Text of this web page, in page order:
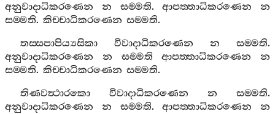
අනුවාදාධිකරණෙන
න සම‍්මති.ආපත‍්තාධිකරණෙන
න
සම‍්මති. කිච‍්චාධිකරණෙන සම‍්මති.
තස‍්සපාපිය්‍යසිකා
විවාදාධිකරණෙන න සම‍්මති.
අනුවාදාධිකරණෙන
න සම‍්මති ආපත‍්තාධිකරණෙන
න
සම‍්මති. කිච‍්චාධිකරණෙන සම‍්මති.
තිණවත්‍ථාරකො
විවාදාධිකරණෙන න සම‍්මති.
අනුවාදාධිකරණෙන
න සම‍්මති.ආපත‍්තාධිකරණෙන
න